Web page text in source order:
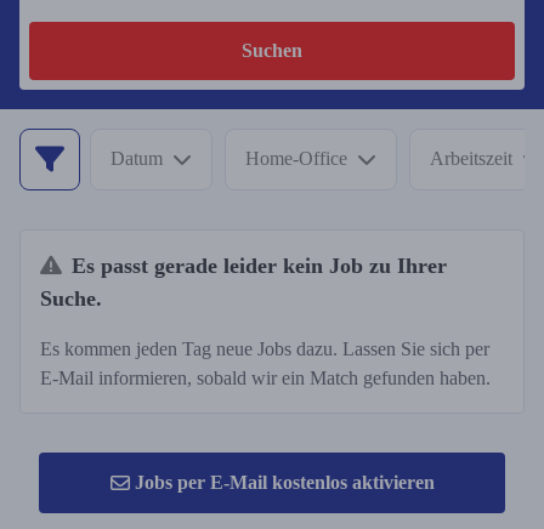
Suchen
Datum Home-Office Arbeitszeit
Es passt gerade leider kein Job zu Ihrer
Suche.
Es kommen jeden Tag neue Jobs dazu. Lassen Sie sich per
E-Mail informieren, sobald wir ein Match gefunden haben.
Jobs per E-Mail kostenlos aktivieren